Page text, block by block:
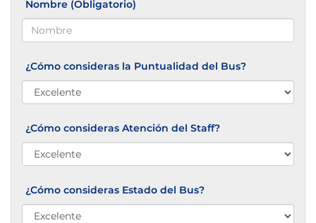
Nombre (Obligatorio)
¿Cómo consideras la Puntualidad del Bus?
¿Cómo consideras Atención del Staff?
¿Cómo consideras Estado del Bus?